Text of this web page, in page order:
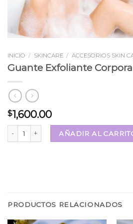
INICIO / SKINCARE / ACCESORIOS SKIN
Guante Exfoliante
$1,600.00
Guante Exfoliante Corporal xUnidad
AÑADIR AL
PRODUCTOS RELACIONADOS